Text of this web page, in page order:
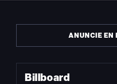
ANUNCIE EN
Billboard